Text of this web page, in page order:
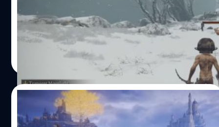
มีแนวโน้มว่าแอนิเมชันจะถูกดัดแปลงมากกว่าถูกขโมย ซึ่ง
หมายความว่าในขณะที่แอนิเมชัน Elden Ring ถูกใช้เป็นฐานใน
การออกแบบมา ในทางเทคนิคแล้ว พวกมันจะต้องทำด้วยมือ
โดยผู้สร้าง asset pack…
Let Me Solo Her ตำนานแห่ง Elden Ring พร้อมลุยอีกครั้ง
หลังจากมีประกาศ DLC
จีรนาถ เรืองทรัพย์| 1244 days ago
10/03/2023
ผู้เล่น Elden Ring พบสุนัขที่เป็นมิตรในเกม